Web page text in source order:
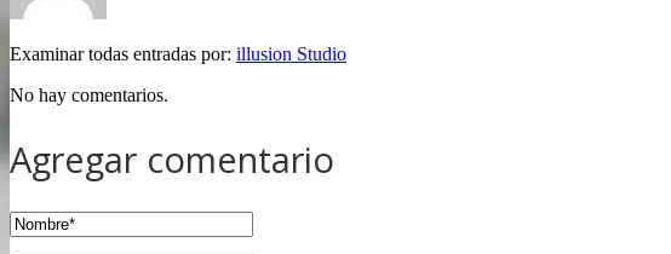
Examinar todas entradas por: illusion Studio
No hay comentarios.
Agregar comentario